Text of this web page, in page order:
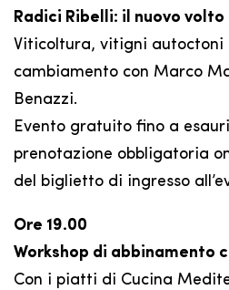
Radici Ribelli: il nuovo
Viticoltura, vitigni autoctoni
cambiamento con Marco
Benazzi.
Evento gratuito fino a
prenotazione obbligatoria
del biglietto di ingresso
Ore 19.00
Workshop di abbinamento
Con i piatti di Cucina